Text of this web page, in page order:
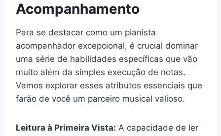
Acompanhamento
Para se destacar como um pianista
acompanhador excepcional, é crucial dominar
uma série de habilidades específicas que vão
muito além da simples execução de notas.
Vamos explorar esses atributos essenciais que
farão de você um parceiro musical valioso.
Leitura à Primeira Vista: A capacidade de ler